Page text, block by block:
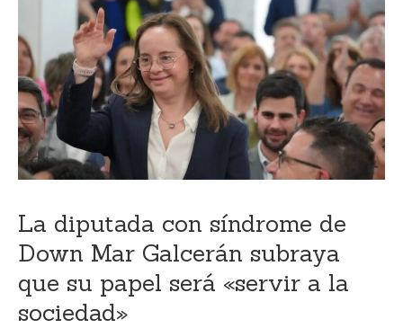
La diputada con síndrome de
Down Mar Galcerán subraya
que su papel será «servir a la
sociedad»